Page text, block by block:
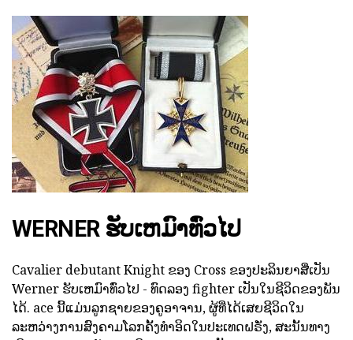
WERNER ຮັບເຫມົາທົ່ວໄປ
Cavalier debutant Knight ຂອງ Cross ຂອງປະລິນຍາສີ່ເປັນ
Werner ຮັບເຫມົາທົ່ວໄປ - ທົດລອງ fighter ເປັນໃນຊີວິດຂອງພັນ
ໄດ້. ace ນີ້ແມ່ນລູກຊາຍຂອງຄູອາຈານ, ຜູ້ທີ່ໄດ້ເສຍຊີວິດໃນ
ລະຫວ່າງການສົງຄາມໂລກຄັ້ງທໍາອິດໃນປະເທດຝຣັ່ງ, ສະນັ້ນທາງ